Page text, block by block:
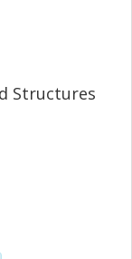
Structures